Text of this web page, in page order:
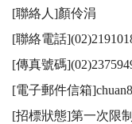
[聯絡人]顏伶涓
[聯絡電話
[傳真號碼
[電子郵件信箱
[招標狀態]第一次限